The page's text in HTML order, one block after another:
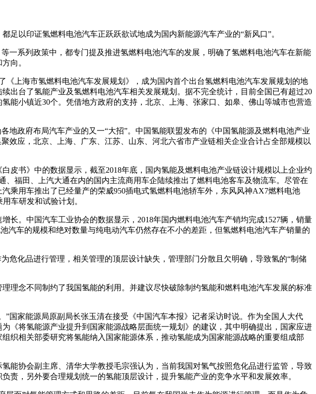
以印证氢燃料电池汽车正跃跃欲试地成为国内新能源汽车产业的“新风口”。
一系列政策中，都专门提及推进氢燃料电池汽车的发展，明确了氢燃料电池汽车在新能
向。
上海市氢燃料电池汽车发展规划》，成为国内首个出台氢燃料电池汽车发展规划的地
出台了氢能产业及氢燃料电池汽车相关发展规划。据不完全统计，目前全国已有超过20
能小镇近30个。凭借地方政府的支持，北京、上海、张家口、如皋、佛山等城市也营造
地政府布局汽车产业的又一“大招”。中国氢能联盟发布的《中国氢能源及燃料电池产业
效应，北京、上海、广东、江苏、山东、河北六省市产业链相关企业合计占全部规模以
皮书》中的数据显示，截至2018年底，国内氢能及燃料电池产业链设计规模以上企业约
福田、上汽大通在内的国内主流商用车企陆续推出了燃料电池客车及物流车。尽管在
乘用车推出了已经量产的荣威950插电式氢燃料电池轿车外，东风风神AX7燃料电池
车研发和试验计划。
长。中国汽车工业协会的数据显示，2018年国内燃料电池汽车产销均完成1527辆，销量
汽车的规模和绝对数量与纯电动汽车仍然存在不小的差距，但氢燃料电池汽车产销量的
危化品进行管理，相关管理的顶层设计缺失，管理部门分散且欠明确，导致氢的“制储
理念不同制约了我国氢能的利用。并建议尽快破除制约氢能和燃料电池汽车发展的标准
国家能源局原副局长张玉清在接受《中国汽车本报》记者采访时说。作为全国人大代
《将氢能源产业提升到国家能源战略层面统一规划》的建议，其中明确提出，国家应进
织相关部委研究将氢能纳入国家能源体系，推动氢能成为国家能源战略的重要组成部
能协会副主席、清华大学教授毛宗强认为，当前我国对氢气按照危化品进行监管，导致
，另外要合理规划统一的氢能顶层设计，提升氢能产业的竞争水平和发展效率。